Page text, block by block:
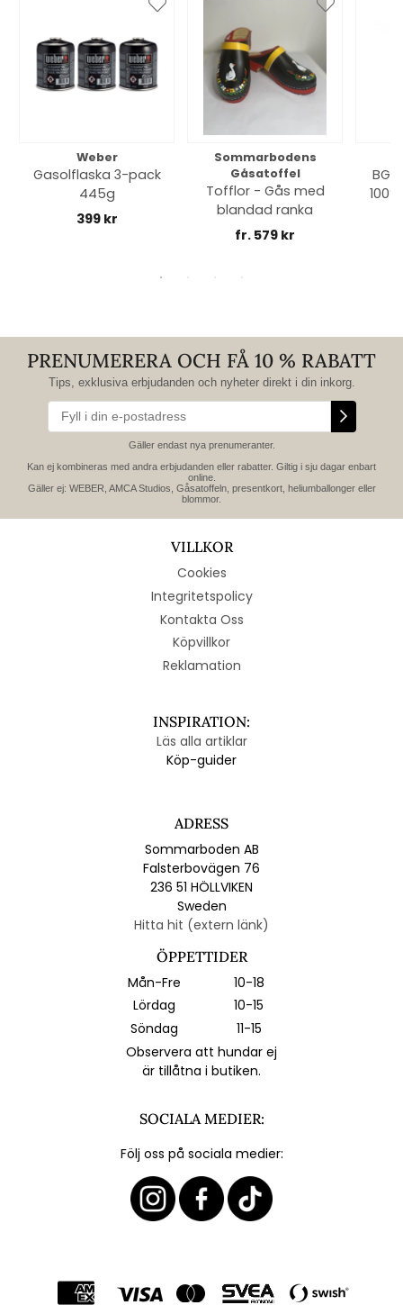
Weber
Gasolflaska 3-pack
445g
399 kr
Sommarbodens
Gåsatoffel
Tofflor - Gås med
blandad ranka
fr. 579 kr
PRENUMERERA OCH FÅ 10 % RABATT
Tips, exklusiva erbjudanden och nyheter direkt i din inkorg.
Gäller endast nya prenumeranter.
Kan ej kombineras med andra erbjudanden eller rabatter. Giltig i sju dagar enbart
online.
Gäller ej: WEBER, AMCA Studios, Gåsatoffeln, presentkort, heliumballonger eller
blommor.
VILLKOR
Cookies
Integritetspolicy
Kontakta Oss
Köpvillkor
Reklamation
INSPIRATION:
Läs alla artiklar
Köp-guider
ADRESS
Sommarboden AB
Falsterbovägen 76
236 51 HÖLLVIKEN
Sweden
Hitta hit (extern länk)
ÖPPETTIDER
Mån-Fre
10-18
Lördag
10-15
Söndag
11-15
Observera att hundar ej
är tillåtna i butiken.
SOCIALA MEDIER:
Följ oss på sociala medier: